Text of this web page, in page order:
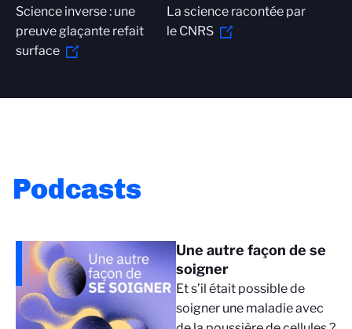
Science inverse : une
preuve glaçante refait
surface
La science racontée par
le CNRS
Podcasts
Une autre façon de se
soigner
Et s’il était possible de
soigner une maladie avec